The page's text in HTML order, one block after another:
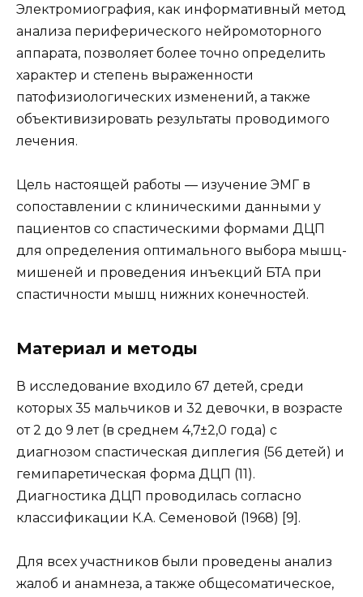
Электромиография, как информативный метод
анализа периферического нейромоторного
аппарата, позволяет более точно определить
характер и степень выраженности
патофизиологических изменений, а также
объективизировать результаты проводимого
лечения.
Цель настоящей работы — изучение ЭМГ в
сопоставлении с клиническими данными у
пациентов со спастическими формами ДЦП
для определения оптимального выбора мышц-
мишеней и проведения инъекций БТА при
спастичности мышц нижних конечностей.
Материал и методы
В исследование входило 67 детей, среди
которых 35 мальчиков и 32 девочки, в возрасте
от 2 до 9 лет (в среднем 4,7±2,0 года) с
диагнозом спастическая диплегия (56 детей) и
гемипаретическая форма ДЦП (11).
Диагностика ДЦП проводилась согласно
классификации К.А. Семеновой (1968) [9].
Для всех участников были проведены анализ
жалоб и анамнеза, а также общесоматическое,